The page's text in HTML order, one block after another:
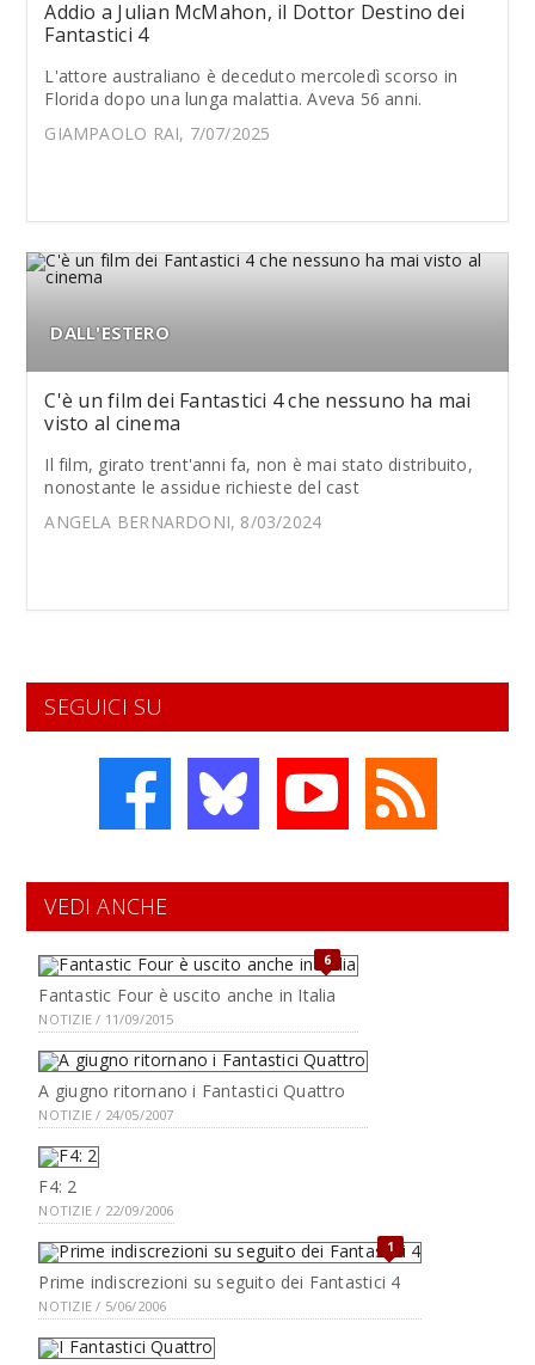
Addio a Julian McMahon, il Dottor Destino dei
Fantastici 4
L'attore australiano è deceduto mercoledì scorso in
Florida dopo una lunga malattia. Aveva 56 anni.
GIAMPAOLO RAI, 7/07/2025
DALL'ESTERO
C'è un film dei Fantastici 4 che nessuno ha mai
visto al cinema
Il film, girato trent'anni fa, non è mai stato distribuito,
nonostante le assidue richieste del cast
ANGELA BERNARDONI, 8/03/2024
SEGUICI SU
VEDI ANCHE
6
Fantastic Four è uscito anche in Italia
NOTIZIE / 11/09/2015
A giugno ritornano i Fantastici Quattro
NOTIZIE / 24/05/2007
F4: 2
NOTIZIE / 22/09/2006
1
Prime indiscrezioni su seguito dei Fantastici 4
NOTIZIE / 5/06/2006